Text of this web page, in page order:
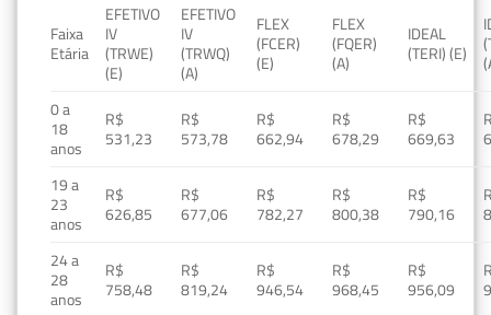
Faixa
Etária
EFETIVO
IV
(TRWE)
(E)
EFETIVO
IV
(TRWQ)
(A)
FLEX
(FCER)
(E)
FLEX
(FQER)
(A)
IDEAL
(TERI) (E)
0 a
18
anos
R$
531,23
R$
573,78
R$
662,94
R$
678,29
R$
669,63
19 a
23
anos
R$
626,85
R$
677,06
R$
782,27
R$
800,38
R$
790,16
24 a
28
anos
R$
758,48
R$
819,24
R$
946,54
R$
968,45
R$
956,09